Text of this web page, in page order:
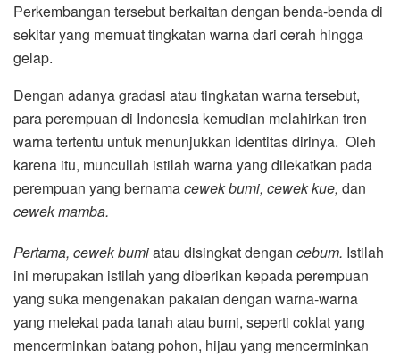
Perkembangan tersebut berkaitan dengan benda-benda di
sekitar yang memuat tingkatan warna dari cerah hingga
gelap.
Dengan adanya gradasi atau tingkatan warna tersebut,
para perempuan di Indonesia kemudian melahirkan tren
warna tertentu untuk menunjukkan identitas dirinya. Oleh
karena itu, muncullah istilah warna yang dilekatkan pada
perempuan yang bernamacewek bumi, cewek kue, dan
cewek mamba.
Pertama, cewek bumiatau disingkat dengan cebum. Istilah
ini merupakan istilah yang diberikan kepada perempuan
yang suka mengenakan pakaian dengan warna-warna
yang melekat pada tanah atau bumi, seperti coklat yang
mencerminkan batang pohon, hijau yang mencerminkan